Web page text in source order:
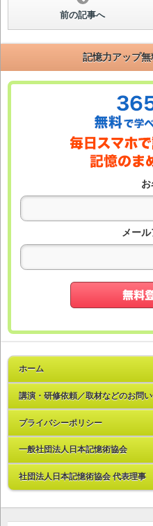
前の記事へ
記憶力アップ
メー
ホーム
講演・研修依頼／取材などのお問
プライバシーポリシー
一般社団法人日本記憶術協会
社団法人日本記憶術協会 代表理